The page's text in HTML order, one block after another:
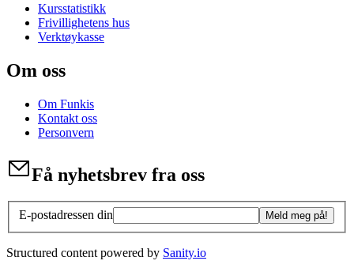
Kursstatistikk
Frivillighetens hus
Verktøykasse
Om oss
Om Funkis
Kontakt oss
Personvern
Få nyhetsbrev fra oss
E-postadressen din Meld meg på!
Structured content powered by Sanity.io